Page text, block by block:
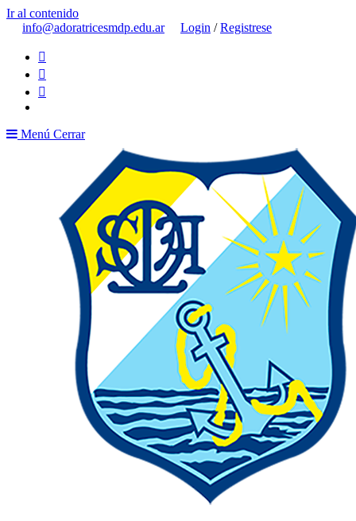
Ir al contenido
info@adoratricesmdp.edu.ar
Login /Registrese
Menú Cerrar